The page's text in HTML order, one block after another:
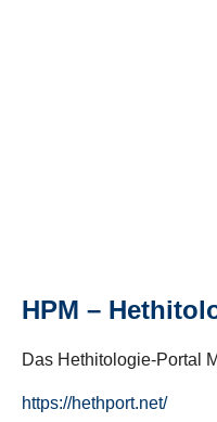
HPM –
Das Hethitologie-Portal
https://hethport.net/